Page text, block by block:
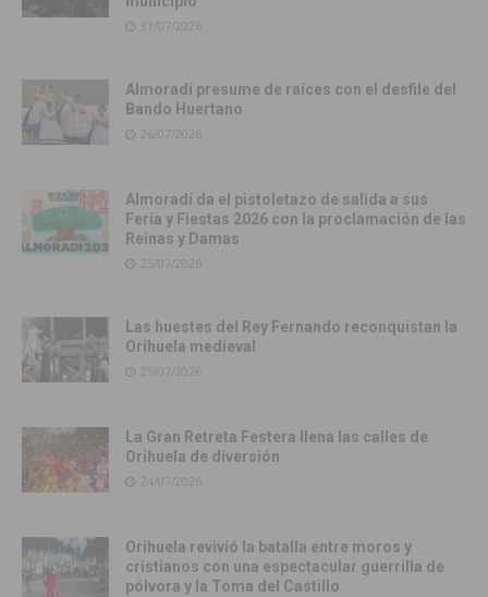
31/07/2026
Almoradí presume de raíces con el desfile del
Bando Huertano
26/07/2026
Almoradí da el pistoletazo de salida a sus
Feria y Fiestas 2026 con la proclamación de las
Reinas y Damas
25/07/2026
Las huestes del Rey Fernando reconquistan la
Orihuela medieval
25/07/2026
La Gran Retreta Festera llena las calles de
Orihuela de diversión
24/07/2026
Orihuela revivió la batalla entre moros y
cristianos con una espectacular guerrilla de
pólvora y la Toma del Castillo